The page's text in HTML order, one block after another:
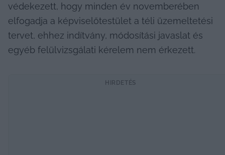
védekezett, hogy minden év novemberében
elfogadja a képviselőtestület a téli üzemeltetési
tervet, ehhez indítvány, módosítási javaslat és
egyéb felülvizsgálati kérelem nem érkezett.
HIRDETÉS